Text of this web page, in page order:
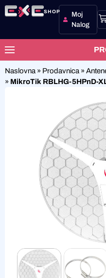
SHOP
Moj
Nalog
Naslovna » Prodavnica »
» MikroTik RBLHG-5HPnD-